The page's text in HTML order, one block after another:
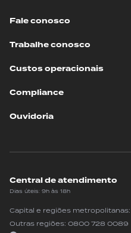
Fale conosco
Trabalhe conosco
Custos operacionais
Compliance
Ouvidoria
Central de atendimento
Dias úteis: 9h às 18h
Capital e regiões metropolitanas:
Outras regiões: 0800 728 0089